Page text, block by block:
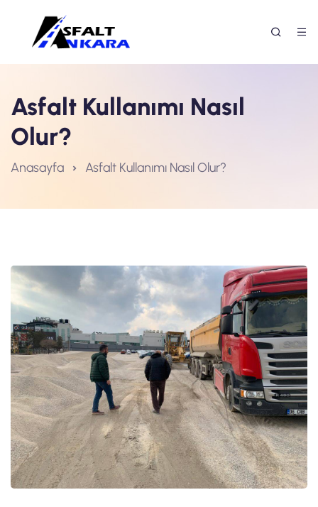
Asfalt Kullanımı Nasıl
Olur?
Anasayfa Asfalt Kullanımı Nasıl Olur?